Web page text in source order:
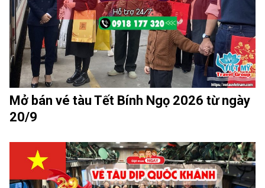
Mở bán vé tàu Tết Bính Ngọ 2026 từ ngày
20/9